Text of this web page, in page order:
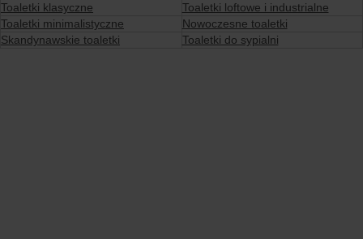
Toaletki klasyczne
Toaletki loftowe i industrialne
Toaletki minimalistyczne
Nowoczesne toaletki
Skandynawskie toaletki
Toaletki do sypialni